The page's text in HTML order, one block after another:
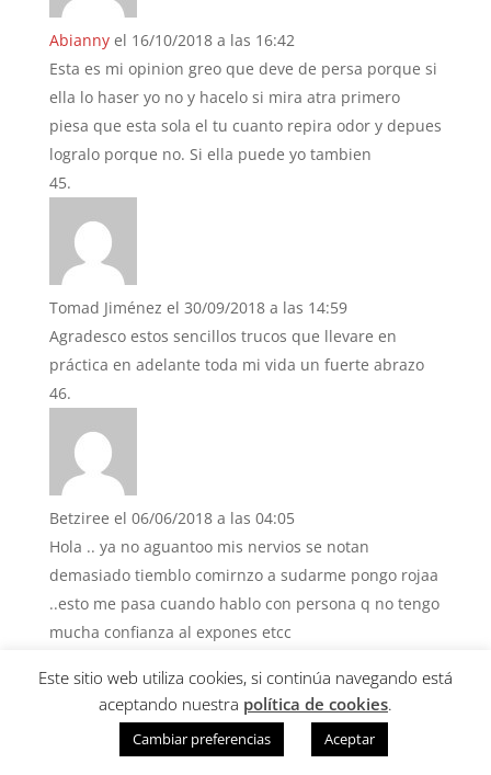
Abianny el 16/10/2018 a las 16:42
Esta es mi opinion greo que deve de persa porque si
ella lo haser yo no y hacelo si mira atra primero
piesa que esta sola el tu cuanto repira odor y depues
logralo porque no. Si ella puede yo tambien
Tomad Jiménez el 30/09/2018 a las 14:59
Agradesco estos sencillos trucos que llevare en
práctica en adelante toda mi vida un fuerte abrazo
Betziree el 06/06/2018 a las 04:05
Hola .. ya no aguantoo mis nervios se notan
demasiado tiemblo comirnzo a sudarme pongo rojaa
..esto me pasa cuando hablo con persona q no tengo
mucha confianza al expones etcc
Este sitio web utiliza cookies, si continúa navegando está
aceptando nuestra política de cookies.
Cambiar preferencias Aceptar